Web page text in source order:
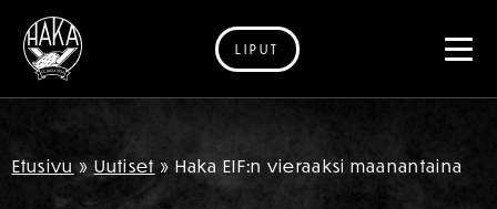
Siirry sisältöön
LIPUT
Etusivu » Uutiset » Haka EIF:n vieraaksi maanantaina